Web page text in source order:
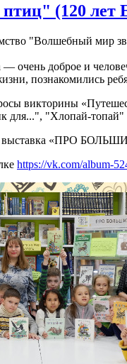
(120 лет
"Волшебный мир
очень доброе и
познакомились
викторины
для...", "Хлопай-
выставка «ПРО
https://vk.com/album-